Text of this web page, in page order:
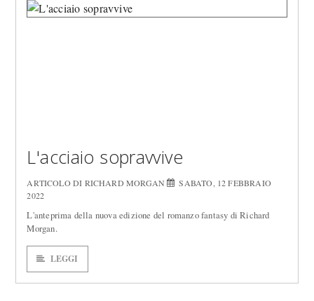
L'acciaio sopravvive
ARTICOLO DI RICHARD MORGAN
SABATO, 12 FEBBRAIO
2022
L'anteprima della nuova edizione del romanzo fantasy di Richard
Morgan.
LEGGI